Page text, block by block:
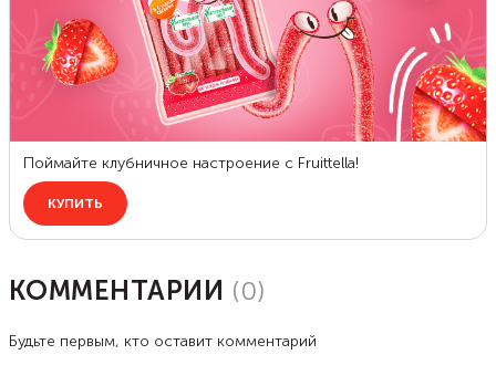
КОММЕНТАРИИ (0)
Будьте первым, кто оставит комментарий